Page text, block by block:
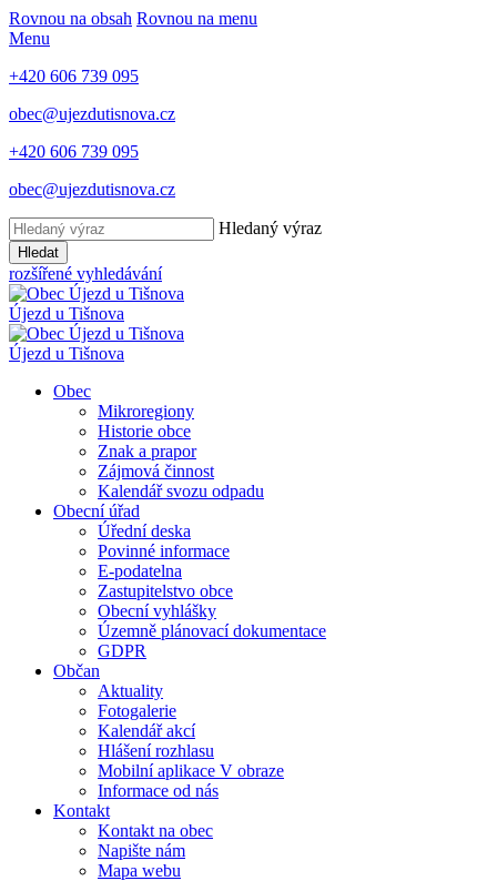
Rovnou na obsah Rovnou na menu
Menu
+420 606 739 095
obec@ujezdutisnova.cz
+420 606 739 095
obec@ujezdutisnova.cz
Hledaný výraz
Hledat
rozšířené vyhledávání
Újezd u Tišnova
Újezd u Tišnova
Obec
Mikroregiony
Historie obce
Znak a prapor
Zájmová činnost
Kalendář svozu odpadu
Obecní úřad
Úřední deska
Povinné informace
E-podatelna
Zastupitelstvo obce
Obecní vyhlášky
Územně plánovací dokumentace
GDPR
Občan
Aktuality
Fotogalerie
Kalendář akcí
Hlášení rozhlasu
Mobilní aplikace V obraze
Informace od nás
Kontakt
Kontakt na obec
Napište nám
Mapa webu